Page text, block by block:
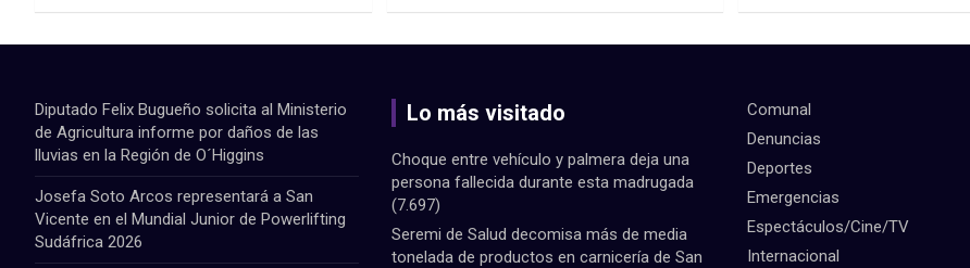
Diputado Felix Bugueño solicita al Ministerio
de Agricultura informe por daños de las
lluvias en la Región de O´Higgins
Josefa Soto Arcos representará a San
Vicente en el Mundial Junior de Powerlifting
Sudáfrica 2026
Lo más visitado
Choque entre vehículo y palmera deja una
persona fallecida durante esta madrugada
(7.697)
Seremi de Salud decomisa más de media
tonelada de productos en carnicería de San
Comunal
Denuncias
Deportes
Emergencias
Espectáculos/Cine/TV
Internacional